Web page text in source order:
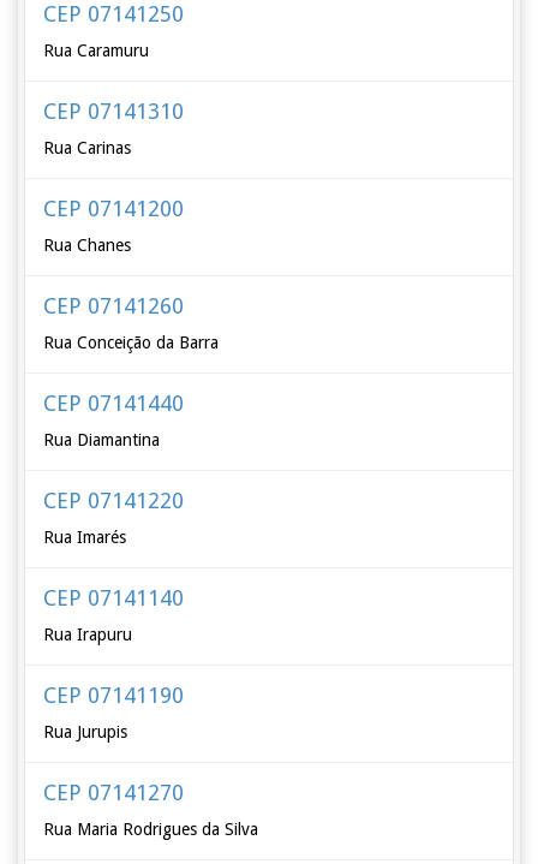
CEP 07141250
Rua Caramuru
CEP 07141310
Rua Carinas
CEP 07141200
Rua Chanes
CEP 07141260
Rua Conceição da Barra
CEP 07141440
Rua Diamantina
CEP 07141220
Rua Imarés
CEP 07141140
Rua Irapuru
CEP 07141190
Rua Jurupis
CEP 07141270
Rua Maria Rodrigues da Silva